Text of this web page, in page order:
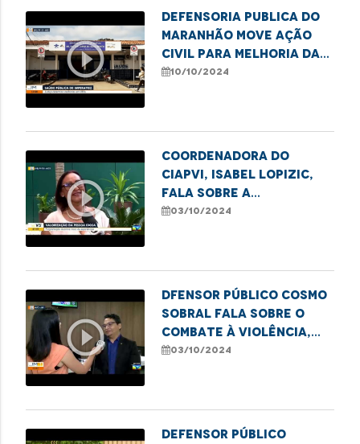
play_circle_outline
Defensoria Publica do
Maranhão move ação
civil para melhoria das
UBS de Imperatriz
10/10/2024
play_circle_outline
Coordenadora do
CIAPVI, Isabel Lopizic,
fala sobre a
programação do Dia
03/10/2024
play_circle_outline
Dfensor público Cosmo
Sobral fala sobre o
combate à violência,
especialmente no dia em
03/10/2024
Defensor público